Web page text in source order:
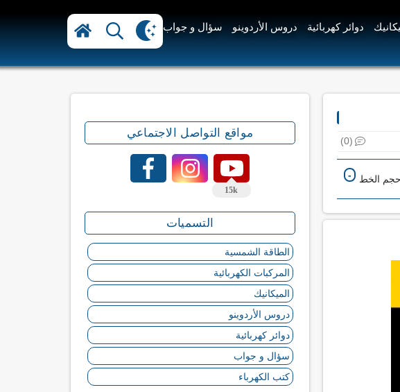
دوائر كهربائية دروس الأردوينو سؤال و جواب
(0)
حجم الخط -
مواقع التواصل الاجتماعي
15k
التسميات
الطاقة الشمسية
المركبات الكهربائية
الميكانيك
دروس الأردوينو
دوائر كهربائية
سؤال و جواب
كتب الكهرباء